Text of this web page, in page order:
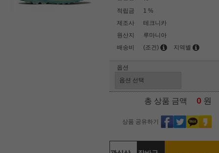
적립금
1 %
제조사
테크니카
원산지
루마니아
배송비
(조건) 지역별
옵션
총 상품 금액 0 원
상품 공유하기